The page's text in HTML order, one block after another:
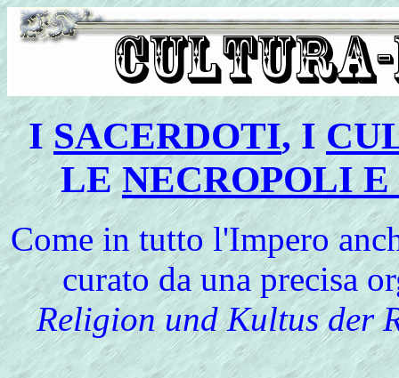
ISACERDOTI, I
LENECROPOLI
Comein tutto l'Impero
curato da una precisa
Religion und Kultus der